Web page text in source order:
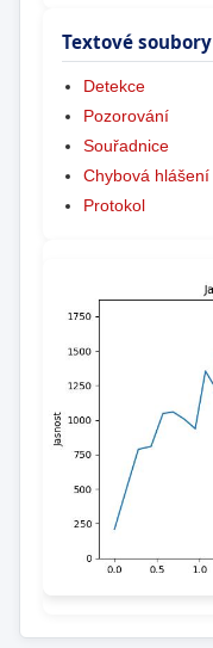
Textové soubory
Detekce
Pozorování
Souřadnice
Chybová hlášení
Protokol